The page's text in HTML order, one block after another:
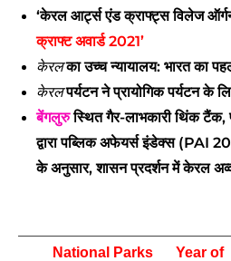
‘केरल आर्ट्स एंड क्राफ्ट्स विलेज
क्राफ्ट अवार्ड 2021’
केरलका उच्च न्यायालय: भारत का
केरलपर्यटन ने प्रायोगिक पर्यटन के
बेंगलुरुस्थित गैर-लाभकारी थिंक
द्वारा पब्लिक अफेयर्स इंडेक्स (PAI
के अनुसार, शासन प्रदर्शन में केरल
National Parks
Year of